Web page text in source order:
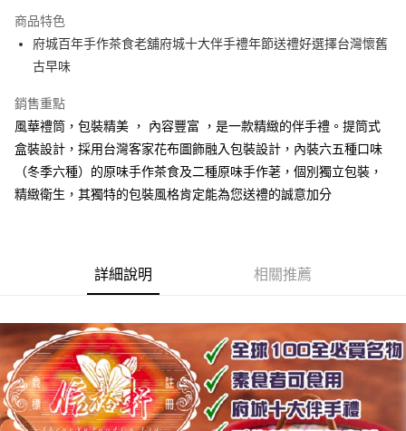
臺灣中小企業銀行
匯豐（台灣）商業銀行
華泰商業銀行
聯邦商業銀行
玉山商業銀行
台新國際商業銀行
中國信託商業銀行
台灣樂天信用卡公司
街口支付
悠遊付
全盈+PAY
大哥付你分期
相關說明
【大哥付你分期使用說明】
3.實際核准額度、可分期數及費用金額請依後續交易確認頁面所載為準。
法說明評估內容。
【繳款方式說明】
1.分期款項不併入電信帳單，「大哥付你分期」於每月結算日後寄送繳費提
醒簡訊。
2.透過簡訊連結打開帳單後，可選擇「超商條碼／台灣大直營門市／銀行轉
帳／街口支付／iPASS MONEY」等通路繳費。
AFTEE先享後付是「在收到商品之後才付款」的支付方式。 讓您購物簡單
２．便利：只要手機號碼，簡訊認證，即可結帳。
３．安心：先確認商品／服務後，再付款。
【「AFTEE先享後付」結帳流程】
１．於結帳方式選擇「AFTEE先享後付」後，將跳轉至「AFTEE先享後付」
結帳頁面，進行簡訊認證並確認金額後，即可完成結帳。
２．訂單成立數日內，您將收到繳費通知簡訊。
免運優惠
免運費
商品特色
府城百年手作茶食老舖府城十大伴手禮年節送禮好選擇台灣懷舊
古早味
銷售重點
風華禮筒，包裝精美 ， 內容豐富 ，是一款精緻的伴手禮。提筒式
盒裝設計，採用台灣客家花布圖飾融入包裝設計，內裝六五種口味
（冬季六種）的原味手作茶食及二種原味手作荖，個別獨立包裝，
精緻衛生，其獨特的包裝風格肯定能為您送禮的誠意加分
詳細說明 相關推薦